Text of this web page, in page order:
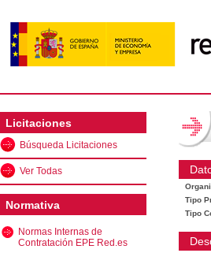
Licitaciones
Búsqueda Licitaciones
Ver Todas
Normativa
Normas Internas de
Contratación EPE Red.es
Tipo
Tipo